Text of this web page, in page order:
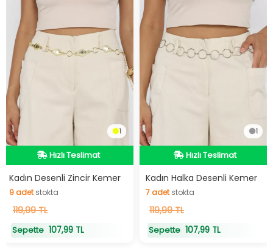
1
Hızlı Teslimat
Hızlı Teslimat
Kadın Desenli Zincir Kemer
9adetstokta
9adetstokta
119,99 TL
Sepette 107,99 TL
1
Hızlı Teslimat
Hızlı Teslimat
Kadın Halka Desenli Kemer
7adetstokta
7adetstokta
119,99 TL
Sepette 107,99 TL